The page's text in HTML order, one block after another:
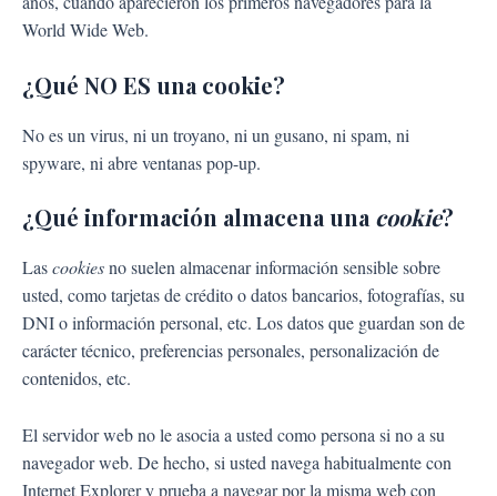
World Wide Web.
¿Qué NO ES una cookie?
No es un virus, ni un troyano, ni un gusano, ni spam, ni
spyware, ni abre ventanas pop-up.
¿Qué información almacena una cookie?
Lascookiesno suelen almacenar información sensible sobre
usted, como tarjetas de crédito o datos bancarios, fotografías, su
DNI o información personal, etc. Los datos que guardan son de
carácter técnico, preferencias personales, personalización de
contenidos, etc.
El servidor web no le asocia a usted como persona si no a su
navegador web. De hecho, si usted navega habitualmente con
Internet Explorer y prueba a navegar por la misma web con